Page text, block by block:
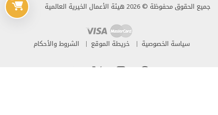
جميع الحقوق محفوظة © 2026 هيئة الأعمال الخيرية العالمية
سياسة الخصوصية خريطة الموقع الشروط والأحكام